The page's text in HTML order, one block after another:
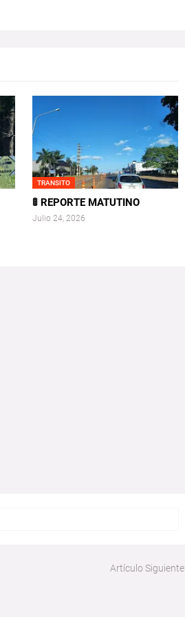
TRANSITO
🚦 REPORTE MATUTINO
Julio 24, 2026
Artículo Siguiente